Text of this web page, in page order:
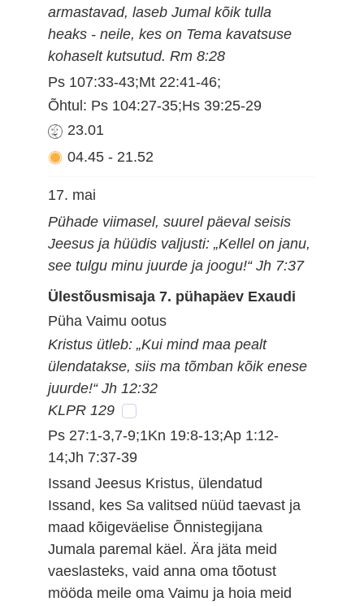
armastavad, laseb Jumal kõik tulla
heaks - neile, kes on Tema kavatsuse
kohaselt kutsutud. Rm 8:28
Ps 107:33-43;Mt 22:41-46;
Õhtul: Ps 104:27-35;Hs 39:25-29
23.01
04.45 - 21.52
17. mai
Pühade viimasel, suurel päeval seisis
Jeesus ja hüüdis valjusti: „Kellel on janu,
see tulgu minu juurde ja joogu!“ Jh 7:37
Ülestõusmisaja 7. pühapäev Exaudi
Püha Vaimu ootus
Kristus ütleb: „Kui mind maa pealt
ülendatakse, siis ma tõmban kõik enese
juurde!“ Jh 12:32
KLPR 129
Ps 27:1-3,7-9;1Kn 19:8-13;Ap 1:12-
14;Jh 7:37-39
Issand Jeesus Kristus, ülendatud
Issand, kes Sa valitsed nüüd taevast ja
maad kõigeväelise Õnnistegijana
Jumala paremal käel. Ära jäta meid
vaeslasteks, vaid anna oma tõotust
mööda meile oma Vaimu ja hoia meid